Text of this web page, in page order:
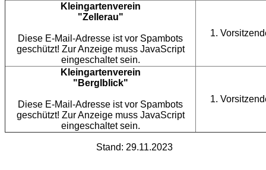
Kleingartenverein
"Zellerau"
Diese E-Mail-Adresse ist vor Spambots
geschützt! Zur Anzeige muss JavaScript
eingeschaltet sein.
1.
Kleingartenverein
"Berglblick"
Diese E-Mail-Adresse ist vor Spambots
geschützt! Zur Anzeige muss JavaScript
eingeschaltet sein.
1.
Stand: 29.11.2023